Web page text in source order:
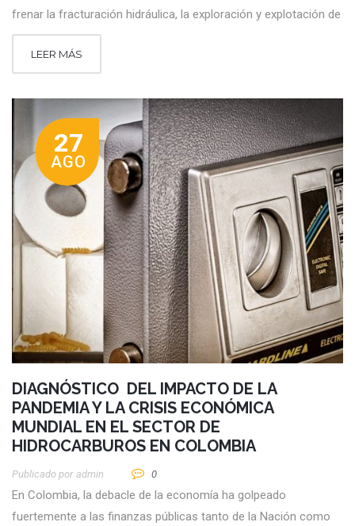
frenar la fracturación hidráulica, la exploración y explotación de
LEER MÁS
27
AGO
DIAGNÓSTICO DEL IMPACTO DE LA
PANDEMIA Y LA CRISIS ECONÓMICA
MUNDIAL EN EL SECTOR DE
HIDROCARBUROS EN COLOMBIA
Publicado por Admin 0
En Colombia, la debacle de la economía ha golpeado
fuertemente a las finanzas públicas tanto de la Nación como